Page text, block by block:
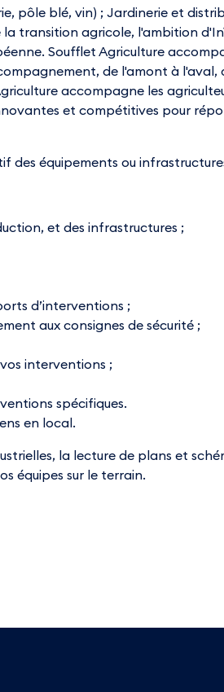
pôle blé, vin) ; Jardinerie et
transition agricole, l'ambition
Soufflet Agriculture
de l'amont à l'aval,
accompagne les
et compétitives pour
équipements ou
et des infrastructures ;
d’interventions ;
aux consignes de sécurité ;
interventions ;
spécifiques.
en local.
la lecture de plans et
équipes sur le terrain.